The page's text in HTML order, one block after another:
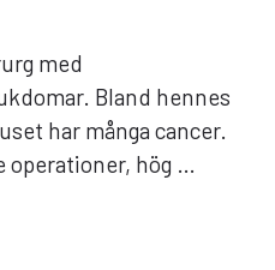
med
Bland hennes
har många cancer.
operationer, hög …